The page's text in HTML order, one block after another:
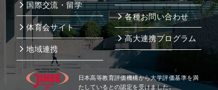
国際交流・留学
体育会サイト
地域連携
各種お問い合わせ
高大連携プログラム
日本高等教育評価機構から大学評価基準を満
たしているとの認定を受けました。